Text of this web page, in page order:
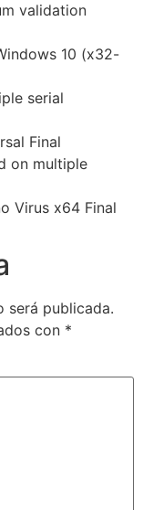
validation
10 (x32-
serial
Final
on multiple
Virus x64 Final
será publicada.
con *